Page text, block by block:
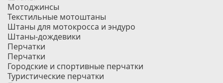
Мотоджинсы
Текстильные мотоштаны
Штаны для мотокросса и эндуро
Штаны-дождевики
Перчатки
Перчатки
Городские и спортивные перчатки
Туристические перчатки